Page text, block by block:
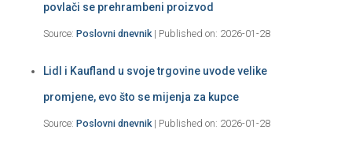
povlači se prehrambeni proizvod
Source: Poslovni dnevnik Published on: 2026-01-28
Lidl i Kaufland u svoje trgovine uvode velike
promjene, evo što se mijenja za kupce
Source: Poslovni dnevnik Published on: 2026-01-28